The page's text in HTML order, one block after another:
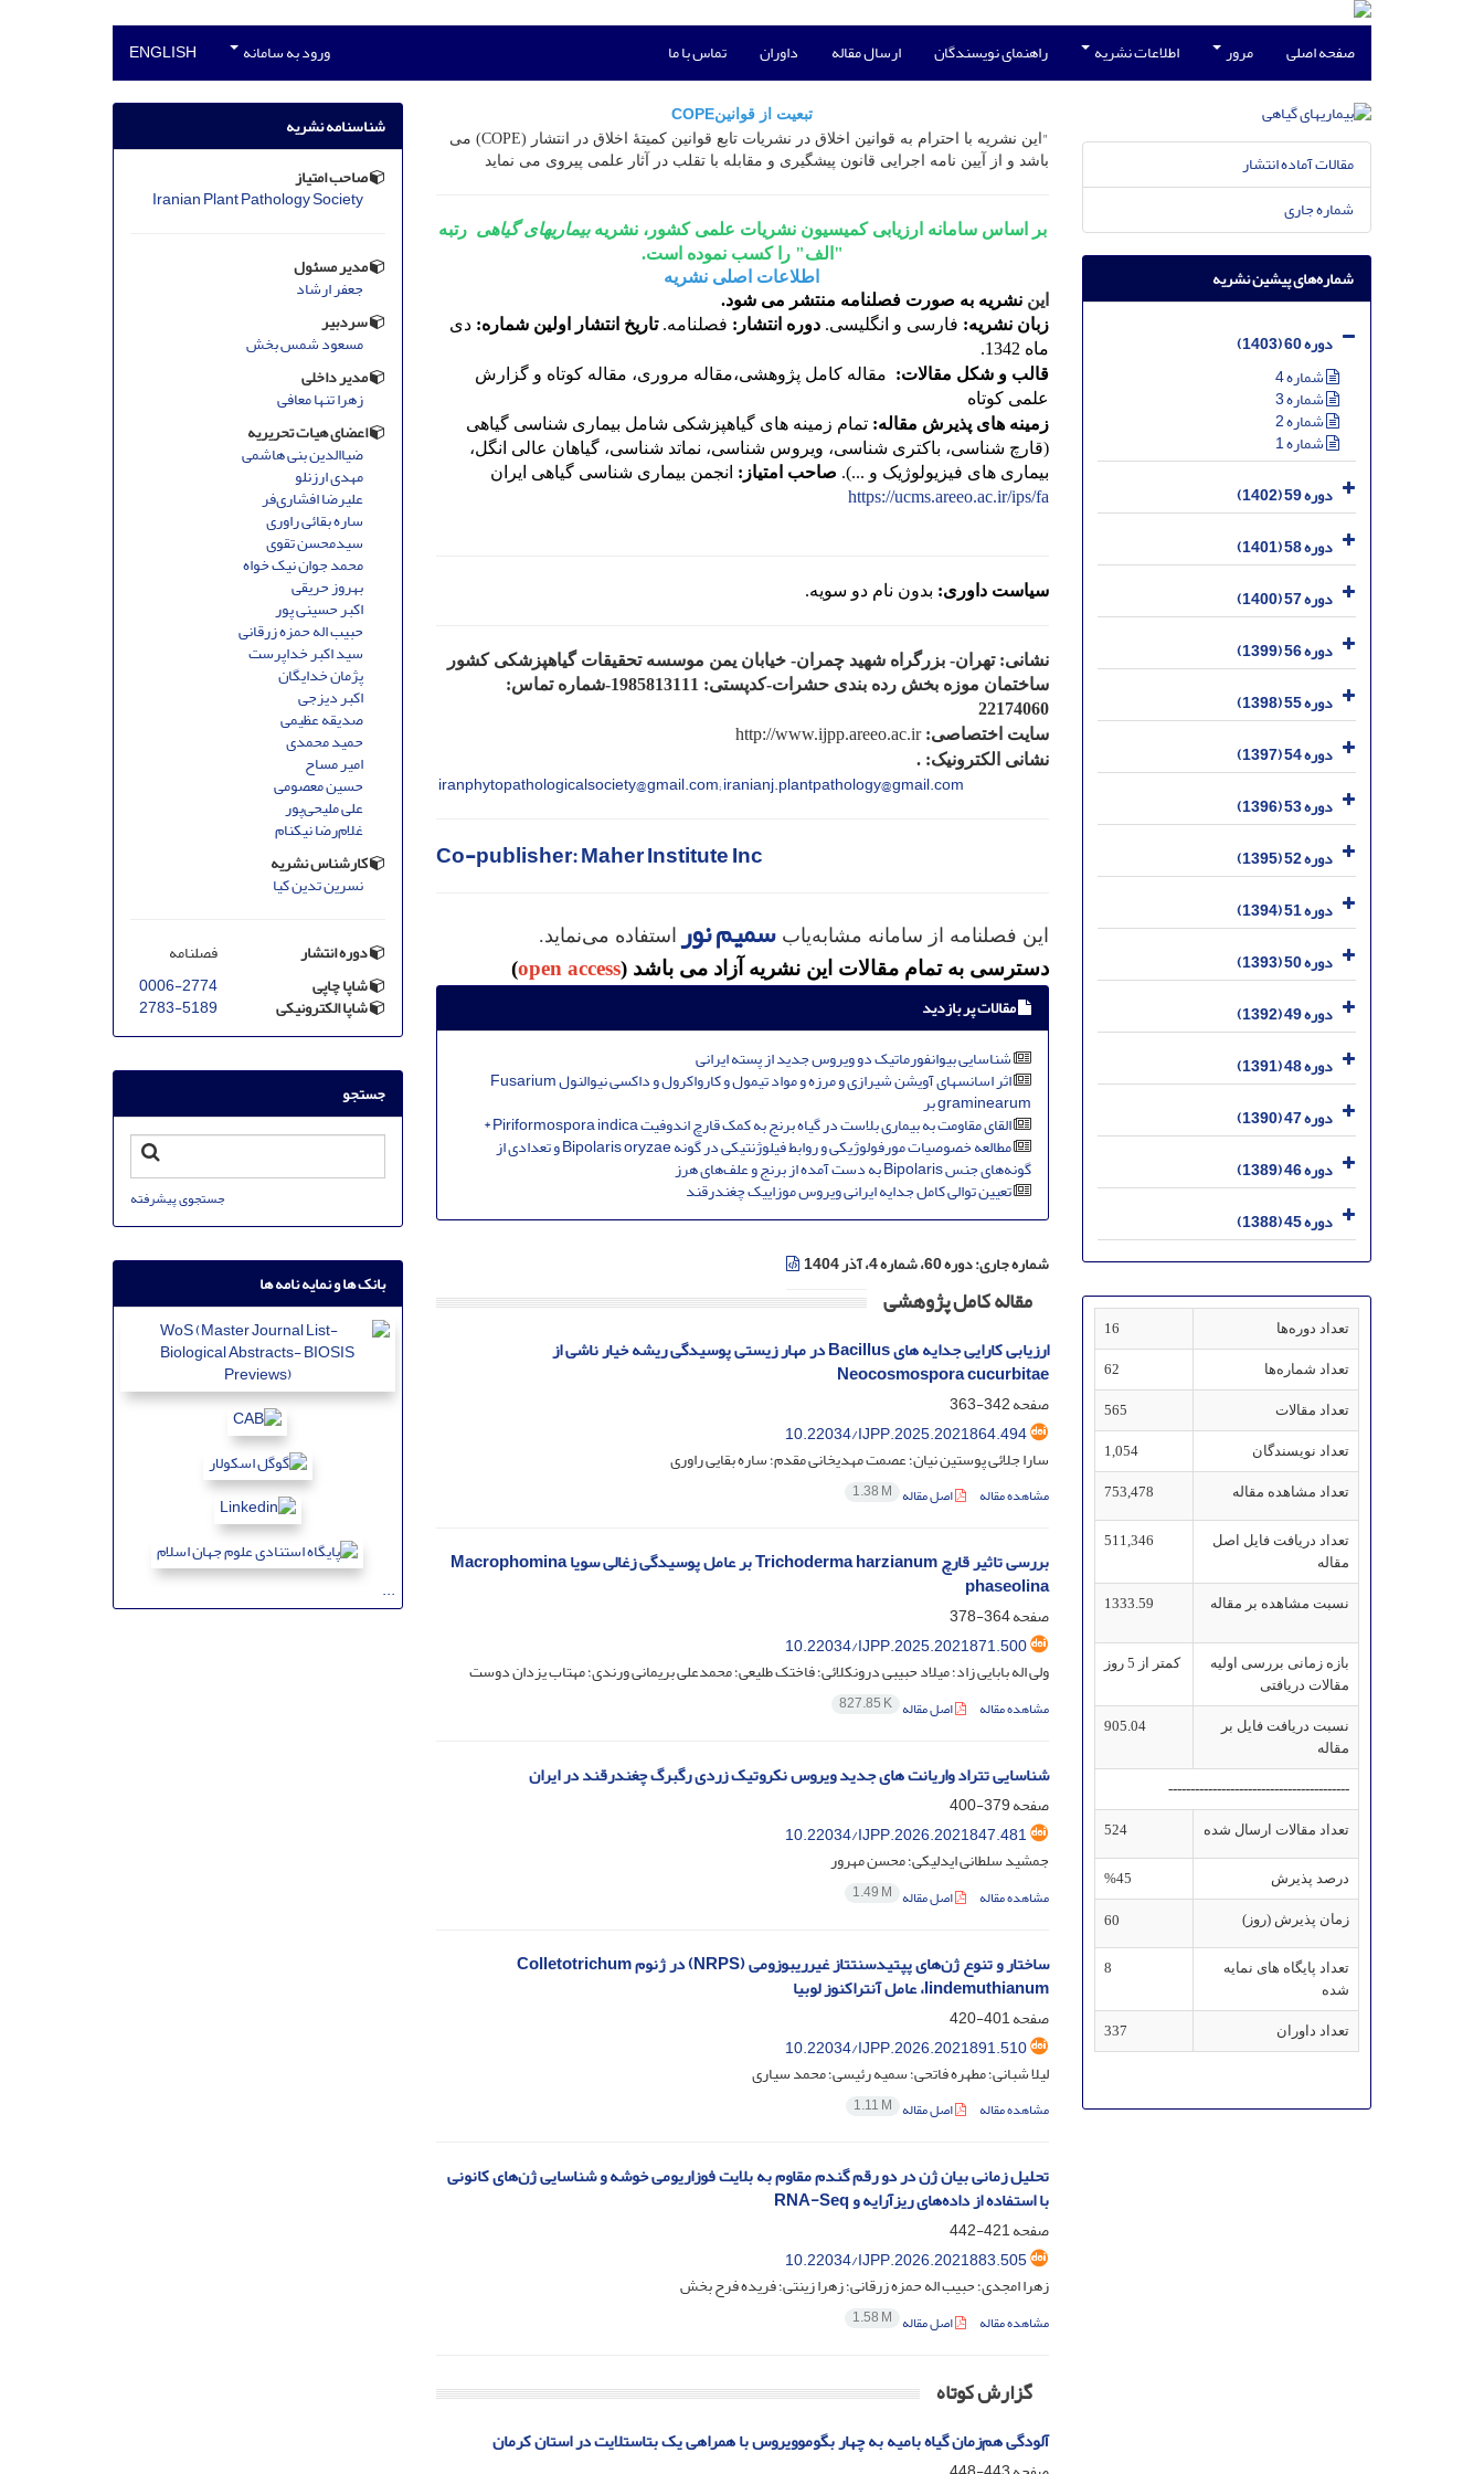
صفحه اصلی مرور اطلاعات نشریه راهنمای نویسندگان ارسال مقاله داوران تماس با ما ورود به سامانه ENGLISH
مقالات آماده انتشار
شماره جاری
شماره‌های پیشین نشریه
دوره 60 (1403)
شماره 4
شماره 3
شماره 2
شماره 1
دوره 59 (1402)
دوره 58 (1401)
دوره 57 (1400)
دوره 56 (1399)
دوره 55 (1398)
دوره 54 (1397)
دوره 53 (1396)
دوره 52 (1395)
دوره 51 (1394)
دوره 50 (1393)
دوره 49 (1392)
دوره 48 (1391)
دوره 47 (1390)
دوره 46 (1389)
دوره 45 (1388)
تعداد دوره‌ها 16
تعداد شماره‌ها 62
تعداد مقالات 565
تعداد نویسندگان 1,054
تعداد مشاهده مقاله 753,478
تعداد دریافت فایل اصل
مقاله
511,346
نسبت مشاهده بر مقاله 1333.59
بازه زمانی بررسی اولیه
مقالات دریافتی
کمتر از 5 روز
نسبت دریافت فایل بر
مقاله
905.04
-----------------------------------------
تعداد مقالات ارسال شده 524
درصد پذیرش %45
زمان پذیرش (روز) 60
تعداد پایگاه های نمایه
شده
8
تعداد داوران 337
تبعیت از قوانینCOPE
"این نشریه با احترام به قوانین اخلاق در نشریات تابع قوانین کمیتۀ اخلاق در انتشار (COPE) می
باشد و از آیین نامه اجرایی قانون پیشگیری و مقابله با تقلب در آثار علمی پیروی می نماید
بر اساس سامانه ارزیابی کمیسیون نشریات علمی کشور، نشریه بیماریهای گیاهیرتبه
" الف" را کسب نموده است.
اطلاعات اصلی نشریه
ایننشریه به صورت فصلنامه منتشر می شود.
زبان نشریه: فارسی و انگلیسی.دوره انتشار: فصلنامه.تاریخ انتشار اولین شماره: دی
ماه 1342.
قالب و شکل مقالات: مقاله کامل پژوهشی،مقاله مروری، مقاله کوتاه و گزارش
علمی کوتاه
زمینه های پذیرش مقاله:تمام زمینه های گیاهپزشکی شامل بیماری شناسی گیاهی
(قارچ شناسی، باکتری شناسی، ویروس شناسی، نماتد شناسی، گیاهان عالی انگل،
بیماری های فیزیولوژیک و ...). صاحب امتیاز: انجمن بیماری شناسی گیاهی ایران
https://ucms.areeo.ac.ir/ips/fa
سیاست داوری: بدون نام دو سویه.
نشانی: تهران- بزرگراه شهید چمران- خیابان یمن موسسه تحقیقات گیاهپزشکی کشور
ساختمان موزه بخش رده بندی حشرات-کدپستی: 1985813111-شماره تماس:
22174060
سایت اختصاصی: http://www.ijpp.areeo.ac.ir
نشانی الکترونیک: .
iranphytopathologicalsociety@gmail.com;iranianj.plantpathology@gmail.com
Co-publisher: Maher Institute Inc
این فصلنامه از سامانه مشابه‌یاب سمیم نور استفاده می‌نماید.
(open access) دسترسی به تمام مقالات این نشریه آزاد می باشد
مقالات پر بازدید
شناسایی بیوانفورماتیک دو ویروس جدید از پسته ایرانی
اثر اسانسهای آویشن شیرازی و مرزه و مواد تیمول و کارواکرول و داکسی نیوالنول Fusarium
graminearum بر
القای مقاومت به بیماری بلاست در گیاه برنج به کمک قارچ اندوفیت Piriformospora indica *
مطالعه خصوصیات مورفولوژیکی و روابط فیلوژنتیکی در گونه Bipolaris oryzae و تعدادی از
گونه‌های جنس Bipolaris به دست آمده از برنج و علف‌های هرز
تعیین توالی کامل جدایه ایرانی ویروس موزاییک چغندرقند
شماره جاری:دوره 60، شماره 4، آذر 1404
مقاله کامل پژوهشی
ارزیابی کارایی جدایه های Bacillus در مهار زیستی پوسیدگی ریشه خیار ناشی از
Neocosmospora cucurbitae
صفحه342-363
10.22034/IJPP.2025.2021864.494
سارا جلائی پوستین نیان؛ عصمت مهدیخانی مقدم؛ ساره بقایی راوری
مشاهده مقاله اصل مقاله 1.38 M
بررسی تاثیر قارچ Trichoderma harzianum بر عامل پوسیدگی زغالی سویا Macrophomina
phaseolina
صفحه364-378
10.22034/IJPP.2025.2021871.500
ولی اله بابایی زاد؛ میلاد حبیبی درونکلائی؛ فاختک طلیعی؛ محمدعلی بریمانی ورندی؛ مهتاب یزدان دوست
مشاهده مقاله اصل مقاله 827.85 K
شناسایی تتراد واریانت های جدید ویروس نکروتیک زردی رگبرگ چغندرقند در ایران
صفحه379-400
10.22034/IJPP.2026.2021847.481
جمشید سلطانی ایدلیکی؛ محسن مهرور
مشاهده مقاله اصل مقاله 1.49 M
ساختار و تنوع ژن‌های پپتیدسنتتاز غیرریبوزومی (NRPS) در ژنوم Colletotrichum
lindemuthianum، عامل آنتراکنوز لوبیا
صفحه401-420
10.22034/IJPP.2026.2021891.510
لیلا شبانی؛ مطهره فاتحی؛ سمیه رئیسی؛ محمد سیاری
مشاهده مقاله اصل مقاله 1.11 M
تحلیل زمانی بیان ژن در دو رقم گندم مقاوم به بلایت فوزاریومی خوشه و شناسایی ژن‌های کانونی
با استفاده از داده‌های ریزآرایه و RNA-Seq
صفحه421-442
10.22034/IJPP.2026.2021883.505
زهرا امجدی؛ حبیب اله حمزه زرقانی؛ زهرا زینتی؛ فریده فرح بخش
مشاهده مقاله اصل مقاله 1.58 M
گزارش کوتاه
آلودگی هم‌زمان گیاه بامیه به چهار بگوموویروس با همراهی یک بتاستلایت در استان کرمان
شناسنامه نشریه
صاحب امتیاز
Iranian Plant Pathology Society
مدیر مسئول
جعفر ارشاد
سردبیر
مسعود شمس بخش
مدیر داخلی
زهرا تنها معافی
اعضای هیات تحریریه
ضیاالدین بنی هاشمی
مهدی ارزنلو
علیرضا افشاری‌فر
ساره بقائی راوری
سیدمحسن تقوی
محمد جوان نیک خواه
بهروز حریقی
اکبر حسینی پور
حبیب اله حمزه زرقانی
سید اکبر خداپرست
پژمان خدایگان
اکبر دیزجی
صدیقه عظیمی
حمید محمدی
امیر مساح
حسین معصومی
علی ملیحی‌پور
غلام‌رضا نیکنام
کارشناس نشریه
نسرین تدین کیا
دوره انتشار
فصلنامه
شاپا چاپی
0006-2774
شاپا الکترونیکی 2783-5189
جستجو
جستجوی پیشرفته
بانک ها و نمایه نامه ها
...